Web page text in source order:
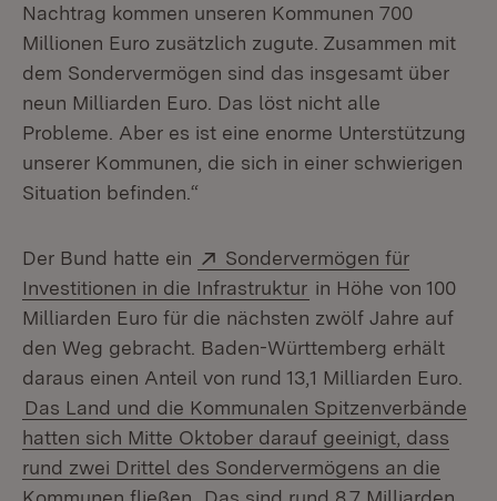
Nachtrag kommen unseren Kommunen 700
Millionen Euro zusätzlich zugute. Zusammen mit
dem Sondervermögen sind das insgesamt über
neun Milliarden Euro. Das löst nicht alle
Probleme. Aber es ist eine enorme Unterstützung
unserer Kommunen, die sich in einer schwierigen
Situation befinden.“
Der Bund hatte ein Extern:
Sondervermögen für
Investitionen in die Infrastruktur (Öffnet in neuem
in Höhe von 100
Milliarden Euro für die nächsten zwölf Jahre auf
den Weg gebracht. Baden-Württemberg erhält
daraus einen Anteil von rund 13,1 Milliarden Euro.
Das Land und die Kommunalen Spitzenverbände
hatten sich Mitte Oktober darauf geeinigt, dass
rund zwei Drittel des Sondervermögens an die